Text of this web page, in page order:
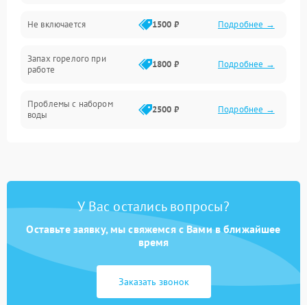
Не включается 1500 ₽ Подробнее →
Запах горелого при
работе
1800 ₽ Подробнее →
Проблемы с набором
воды
2500 ₽ Подробнее →
Замена платы управления 2200 ₽ Подробнее →
У Вас остались вопросы?
Оставьте заявку, мы свяжемся с Вами в ближайшее
время
Заказать звонок